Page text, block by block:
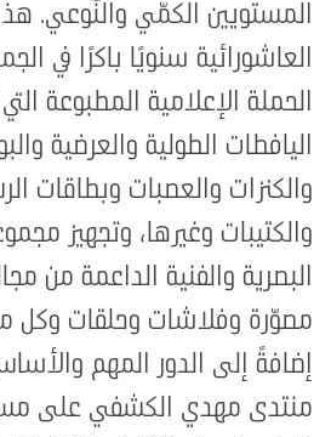
المستويين الكمّي والنّوعي.
العاشورائية سنويًا باكرًا في
الحملة الإعلامية المطبوعة
اليافطات الطولية والعرضية
والكنزات والعصبات وبطاقات
والكتيبات وغيرها، وتجهيز
البصرية والفنية الداعمة من
مصوّرة وفلاشات وحلقات وكل ما
إضافةً إلى الدور المهم
منتدى مهدي الكشفي على